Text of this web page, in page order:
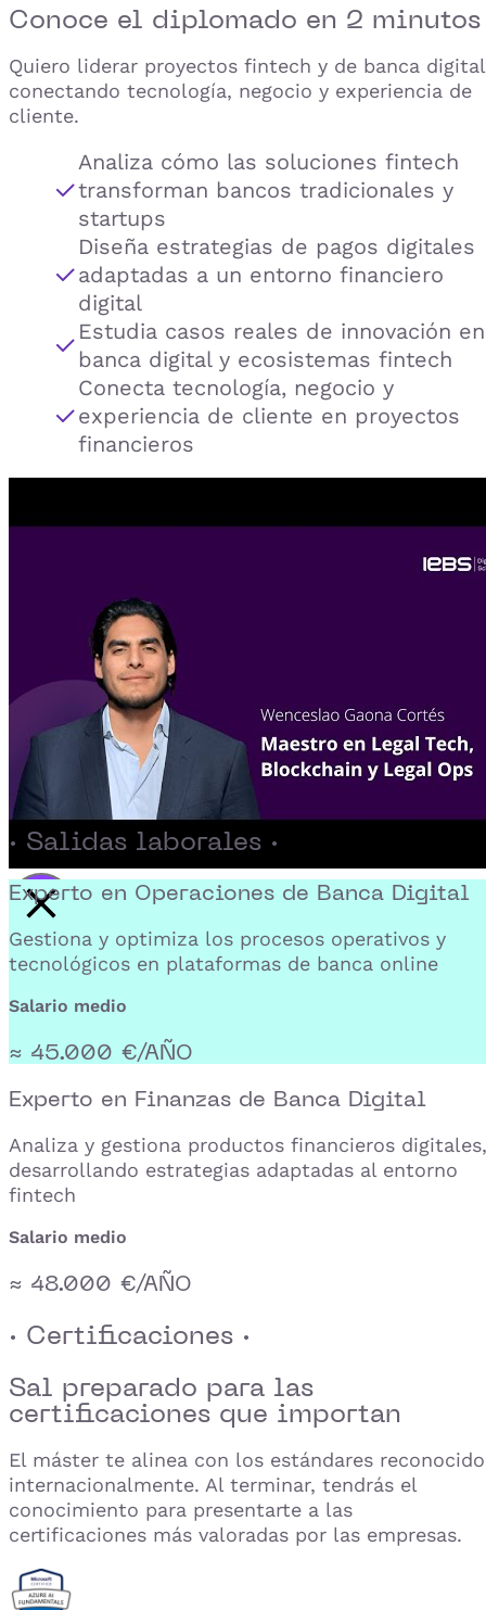
Conoce el diplomado en 2 minutos
Quiero liderar proyectos fintech y de banca digital
conectando tecnología, negocio y experiencia de
cliente.
Analiza cómo las soluciones fintech
transforman bancos tradicionales y
startups
Diseña estrategias de pagos digitales
adaptadas a un entorno financiero
digital
Estudia casos reales de innovación en
banca digital y ecosistemas fintech
Conecta tecnología, negocio y
experiencia de cliente en proyectos
financieros
Activar reproducción del video
· Salidas laborales ·
Experto en Operaciones de Banca Digital
Gestiona y optimiza los procesos operativos y
tecnológicos en plataformas de banca online
Salario medio
≈ 45.000 €/AÑO
Experto en Finanzas de Banca Digital
Analiza y gestiona productos financieros digitales,
desarrollando estrategias adaptadas al entorno
fintech
Salario medio
≈ 48.000 €/AÑO
· Certificaciones ·
Sal preparado para las
certificaciones que importan
El máster te alinea con los estándares
internacionalmente. Al terminar, tendrás el
conocimiento para presentarte a las
certificaciones más valoradas por las empresas.